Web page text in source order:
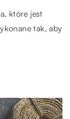
które jest
tak, aby